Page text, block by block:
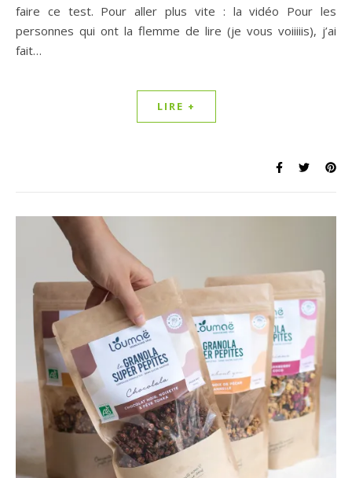
faire ce test. Pour aller plus vite : la vidéo Pour les
personnes qui ont la flemme de lire (je vous voiiiiis), j’ai
fait…
LIRE +